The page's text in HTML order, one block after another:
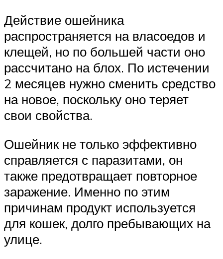
Действие ошейника
распространяется на власоедов и
клещей, но по большей части оно
рассчитано на блох. По истечении
2 месяцев нужно сменить средство
на новое, поскольку оно теряет
свои свойства.
Ошейник не только эффективно
справляется с паразитами, он
также предотвращает повторное
заражение. Именно по этим
причинам продукт используется
для кошек, долго пребывающих на
улице.